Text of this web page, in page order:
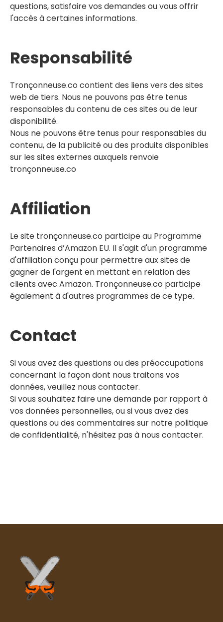
questions, satisfaire vos demandes ou vous offrir
l'accès à certaines informations.
Responsabilité
Tronçonneuse.co contient des liens vers des sites
web de tiers. Nous ne pouvons pas être tenus
responsables du contenu de ces sites ou de leur
disponibilité.
Nous ne pouvons être tenus pour responsables du
contenu, de la publicité ou des produits disponibles
sur les sites externes auxquels renvoie
tronçonneuse.co
Affiliation
Le site tronçonneuse.co participe au Programme
Partenaires d’Amazon EU. Il s'agit d'un programme
d'affiliation conçu pour permettre aux sites de
gagner de l'argent en mettant en relation des
clients avec Amazon. Tronçonneuse.co participe
également à d'autres programmes de ce type.
Contact
Si vous avez des questions ou des préoccupations
concernant la façon dont nous traitons vos
données, veuillez nous contacter.
Si vous souhaitez faire une demande par rapport à
vos données personnelles, ou si vous avez des
questions ou des commentaires sur notre politique
de confidentialité, n'hésitez pas à nous contacter.